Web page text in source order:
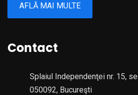
AFLĂ MAI MULTE
Contact
Splaiul Independenţei nr. 15,
050092, Bucureşti